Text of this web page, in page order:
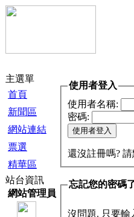
主選單
首頁
新聞區
網站連結
票選
精華區
站台資訊
網站管理員
使用者登入
使用者名稱:
密碼:
還沒註冊嗎?
忘記您的密碼
沒問題. 只要輸